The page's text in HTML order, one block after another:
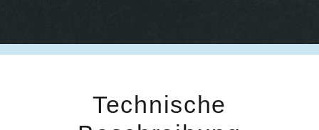
Technische